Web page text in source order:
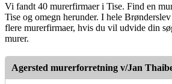
Vi fandt 40 murerfirmaer i Tise. Find en
Tise og omegn herunder. I hele
flere murerfirmaer, hvis du vil udvide din
murer.
Agersted murerforretning v/Jan